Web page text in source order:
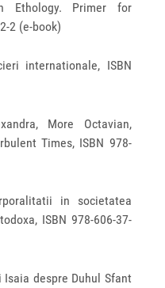
Ethology. Primer for
(e-book)
internationale, ISBN
More Octavian,
Times, ISBN 978-
in societatea
ISBN 978-606-37-
despre Duhul Sfant